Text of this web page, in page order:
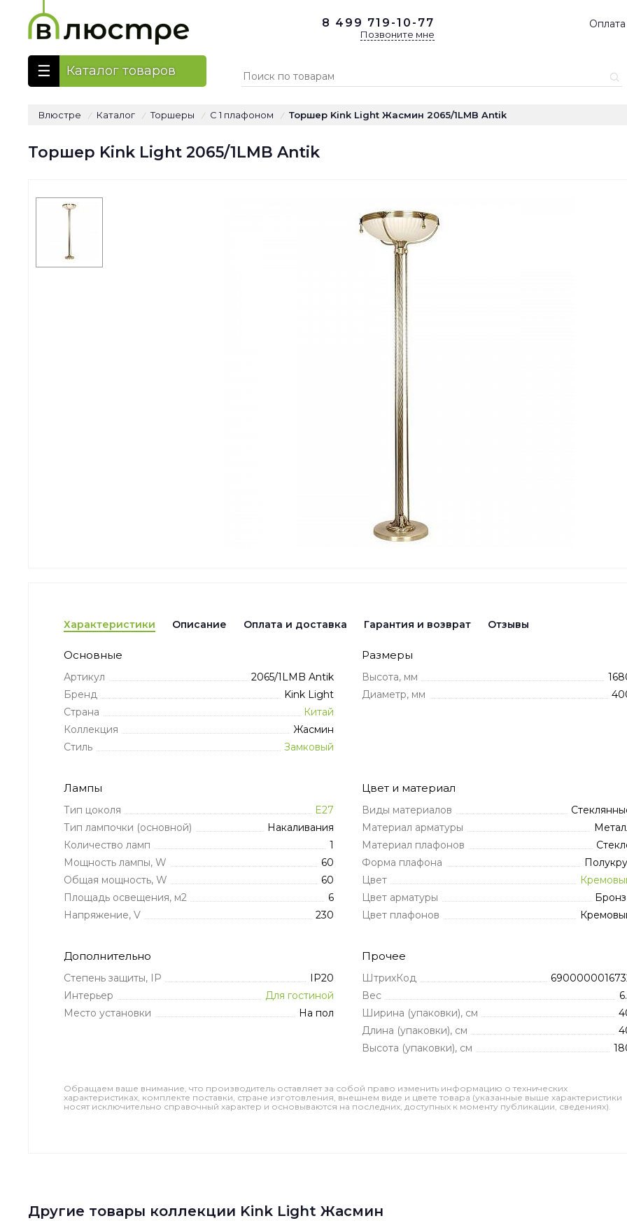
8 499 719-10-77
Позвоните мне
Оплата
Каталог товаров
Влюстре / Каталог / Торшеры / С 1 плафоном / Торшер Kink Light Жасмин 2065/1LMB Antik
Торшер Kink Light 2065/1LMB Antik
Характеристики Описание Оплата и доставка Гарантия и возврат Отзывы
Основные
Артикул
2065/1LMB Antik
Бренд
Kink Light
Страна
Китай
Коллекция
Жасмин
Стиль
Замковый
Размеры
Высота, мм
Диаметр, мм
Лампы
Тип цоколя
E27
Тип лампочки (основной)
Накаливания
Количество ламп
1
Мощность лампы, W
60
Общая мощность, W
60
Площадь освещения, м2
6
Напряжение, V
230
Цвет и материал
Виды материалов
Материал арматуры
Материал плафонов
Форма плафона
Цвет
Цвет арматуры
Цвет плафонов
Дополнительно
Степень защиты, IP
IP20
Интерьер
Для гостиной
Место установки
На пол
Прочее
ШтрихКод
Вес
Ширина (упаковки), см
Длина (упаковки), см
Высота (упаковки), см
Обращаем ваше внимание, что производитель оставляет за собой право изменить информацию о технических
характеристиках, комплекте поставки, стране изготовления, внешнем виде и цвете товара (указанные выше характеристики
носят исключительно справочный характер и основываются на последних, доступных к моменту публикации, сведениях).
Другие товары коллекции Kink Light Жасмин